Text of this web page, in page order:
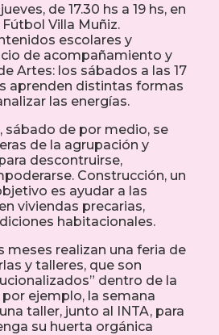
de 17.30 hs a 19 hs, en
Villa Muñiz.
escolares y
de acompañamiento y
Artes: los sábados a las 17
aprenden distintas formas
las energías.
sábado de por medio, se
de la agrupación y
descontruirse,
Construcción, un
es ayudar a las
viviendas precarias,
habitacionales.
realizan una feria de
y talleres, que son
dentro de la
ejemplo, la semana
taller, junto al INTA, para
su huerta orgánica